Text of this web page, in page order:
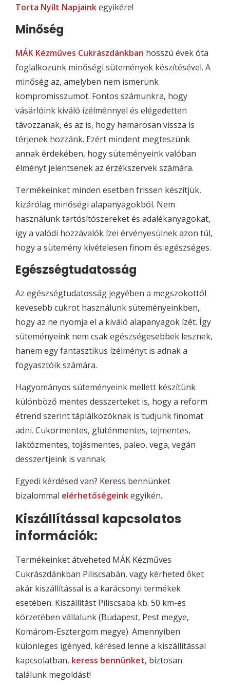
Torta Nyílt Napjainkegyikére!
Minőség
MÁK Kézműves Cukrászdánkban hosszú évek óta
foglalkozunk minőségi sütemények készítésével. A
minőség az, amelyben nem ismerünk
kompromisszumot. Fontos számunkra, hogy
vásárlóink kiváló ízélménnyel és elégedetten
távozzanak, és az is, hogy hamarosan vissza is
térjenek hozzánk. Ezért mindent megteszünk
annak érdekében, hogy süteményeink valóban
élményt jelentsenek az érzékszervek számára.
Termékeinket minden esetben frissen készítjük,
kizárólag minőségi alapanyagokból. Nem
használunk tartósítószereket és adalékanyagokat,
így a valódi hozzávalók ízei érvényesülnek azon túl,
hogy a sütemény kivételesen finom és egészséges.
Egészségtudatosság
Az egészségtudatosság jegyében a megszokottól
kevesebb cukrot használunk süteményeinkben,
hogy az ne nyomja el a kiváló alapanyagok ízét. Így
süteményeink nem csak egészségesebbek lesznek,
hanem egy fantasztikus ízélményt is adnak a
fogyasztóik számára.
Hagyományos süteményeink mellett készítünk
különböző mentes desszerteket is, hogy a reform
étrend szerint táplálkozóknak is tudjunk finomat
adni. Cukormentes, gluténmentes, tejmentes,
laktózmentes, tojásmentes, paleo, vega, vegán
desszertjeink is vannak.
Egyedi kérdésed van? Keress bennünket
bizalommal elérhetőségeinkegyikén.
Kiszállítással kapcsolatos
információk:
Termékeinket átveheted MÁK Kézműves
Cukrászdánkban Piliscsabán, vagy kérheted őket
akár kiszállítással is a karácsonyi termékek
esetében. Kiszállítást Piliscsaba kb. 50 km-es
körzetében vállalunk (Budapest, Pest megye,
Komárom-Esztergom megye). Amennyiben
különleges igényed, kérésed lenne a kiszállítással
kapcsolatban, keress bennünket, biztosan
találunk megoldást!